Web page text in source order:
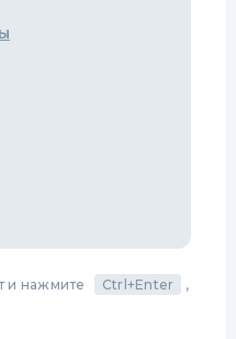
и нажмите Ctrl+Enter
,